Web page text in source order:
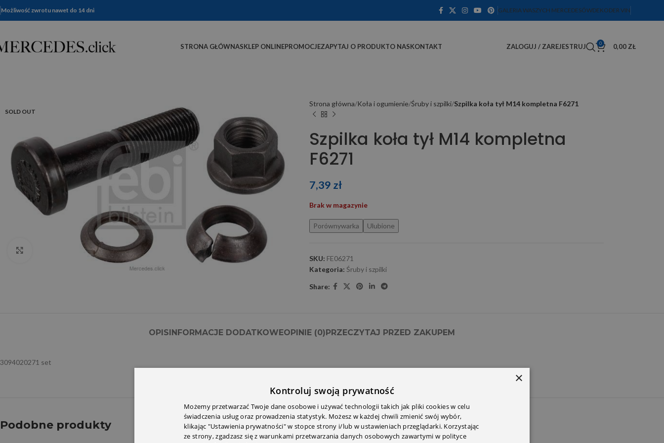
Możliwość zwrotu nawet do 14 dni GALERIA WASZYCH MERCEDESÓWDEKODER VIN
STRONA GŁÓWNASKLEP ONLINEPROMOCJEZAPYTAJ O PRODUKTO NASKONTAKT ZALOGUJ / ZAREJESTRUJ 0 0,00 ZŁ
SOLD OUT
Strona główna Koła i ogumienie Śruby i szpilki Szpilka koła tył M14 kompletna F6271
Szpilka koła tył M14 kompletna
F6271
7,39 zł
Brak w magazynie
Porównywarka Ulubione
SKU: FE06271
Kategoria: Śruby i szpilki
Share:
OPISINFORMACJE DODATKOWEOPINIE (0)PRZECZYTAJ PRZED ZAKUPEM
3094020271 set
Podobne produkty
×
Kontroluj swoją prywatność
Możemy przetwarzać Twoje dane osobowe i używać technologii takich jak pliki cookies w celu
świadczenia usług oraz prowadzenia statystyk. Możesz w każdej chwili zmienić swój wybór,
klikając "Ustawienia prywatności" w stopce strony i/lub w ustawieniach przeglądarki. Korzystając
ze strony, zgadzasz się z warunkami przetwarzania danych osobowych zawartymi w polityce